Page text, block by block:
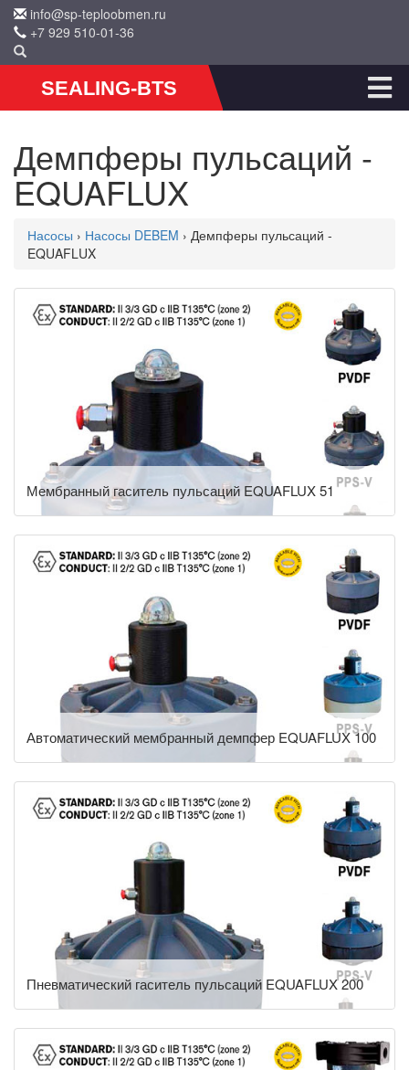
info@sp-teploobmen.ru
+7 929 510-01-36
SEALING-BTS
Демпферы пульсаций -
EQUAFLUX
Насосы › Насосы DEBEM › Демпферы пульсаций -
EQUAFLUX
Мембранный гаситель пульсаций EQUAFLUX 51
Автоматический мембранный демпфер EQUAFLUX 100
Пневматический гаситель пульсаций EQUAFLUX 200